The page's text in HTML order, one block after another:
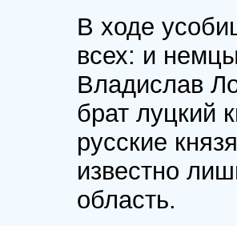
В ходе
всех: и
Владислав
брат луцкий
русские
известно
область.